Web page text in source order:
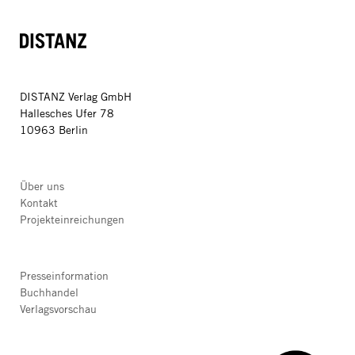
DISTANZ
DISTANZ Verlag GmbH
Hallesches Ufer 78
10963 Berlin
Über uns
Kontakt
Projekteinreichungen
Presseinformation
Buchhandel
Verlagsvorschau